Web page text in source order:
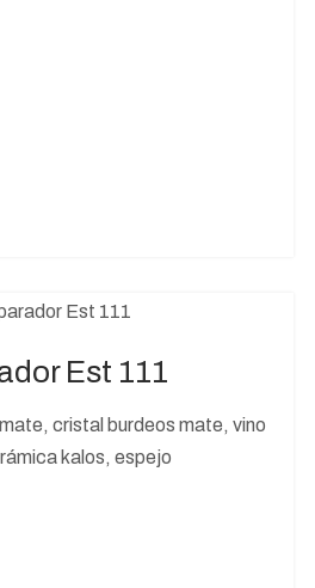
Est 111
cristal burdeos mate, vino
kalos, espejo